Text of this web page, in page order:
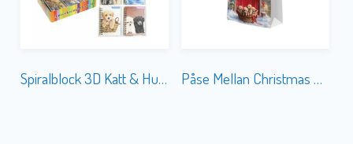
Spiralblock 3D Katt & Hund Påse Mellan Christmas Puppies